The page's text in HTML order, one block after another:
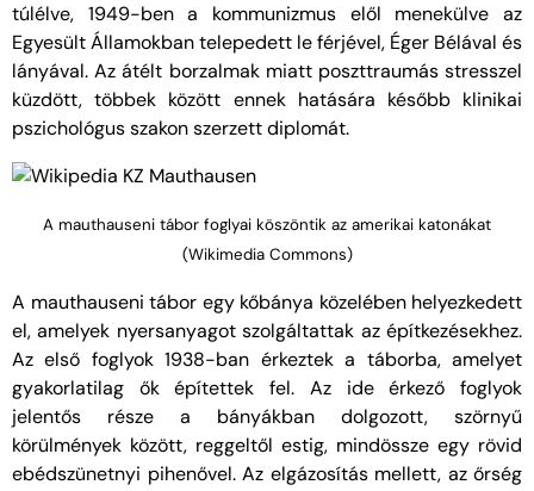
túlélve, 1949-ben a kommunizmus elől menekülve az
Egyesült Államokban telepedett le férjével, Éger Bélával és
lányával. Az átélt borzalmak miatt poszttraumás stresszel
küzdött, többek között ennek hatására később klinikai
pszichológus szakon szerzett diplomát.
A mauthauseni tábor foglyai köszöntik az amerikai katonákat
(Wikimedia Commons)
A mauthauseni tábor egy kőbánya közelében helyezkedett
el, amelyek nyersanyagot szolgáltattak az építkezésekhez.
Az első foglyok 1938-ban érkeztek a táborba, amelyet
gyakorlatilag ők építettek fel. Az ide érkező foglyok
jelentős része a bányákban dolgozott, szörnyű
körülmények között, reggeltől estig, mindössze egy rövid
ebédszünetnyi pihenővel. Az elgázosítás mellett, az őrség